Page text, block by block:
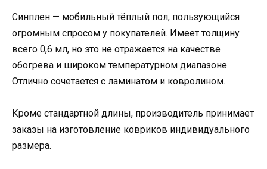
Синплен — мобильный тёплый пол, пользующийся
огромным спросом у покупателей. Имеет толщину
всего 0,6 мл, но это не отражается на качестве
обогрева и широком температурном диапазоне.
Отлично сочетается с ламинатом и ковролином.
Кроме стандартной длины, производитель принимает
заказы на изготовление ковриков индивидуального
размера.